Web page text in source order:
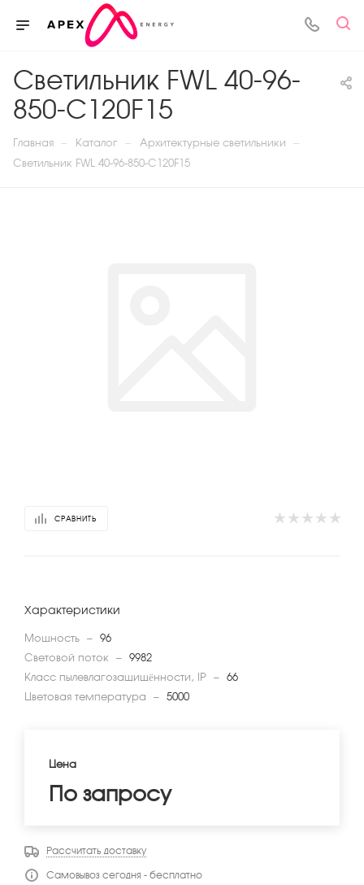
Светильник FWL 40-96-
850-С120F15
Главная — Каталог — Архитектурные светильники —
Светильник FWL 40-96-850-С120F15
СРАВНИТЬ
Характеристики
Мощность — 96
Световой поток
— 9982
Класс пылевлагозащищённости, IP — 66
Цветовая температура
— 5000
Цена
По запросу
Рассчитать доставку
Самовывоз сегодня - бесплатно